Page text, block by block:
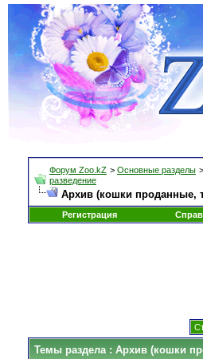
Форум Zoo.kZ > Основные разделы >
разведение
Архив (кошки проданные,
Регистрация
Темы раздела: Архив (кошки